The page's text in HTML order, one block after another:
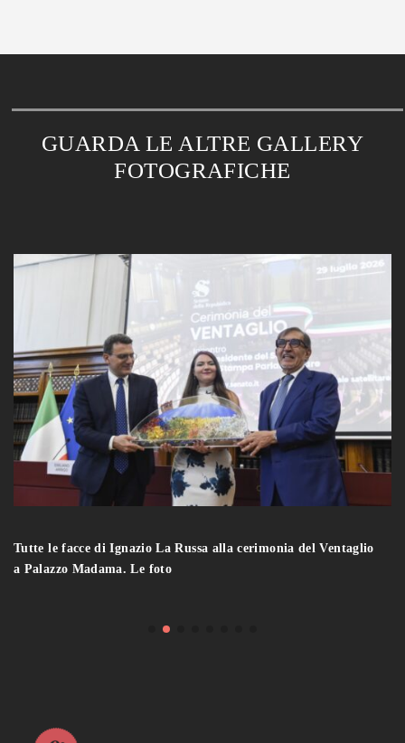
GUARDA LE ALTRE GALLERY
FOTOGRAFICHE
Tutte le facce di Ignazio La Russa alla cerimonia del Ventaglio
a Palazzo Madama. Le foto